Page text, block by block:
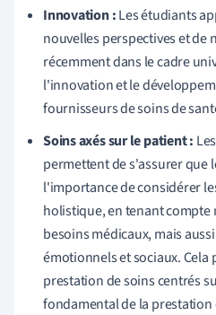
Innovation :Les étudiants
nouvelles perspectives et de
récemment dans le cadre
l'innovation et le
fournisseurs de soins de
Soins axés sur le patient :
permettent de s'assurer que
l'importance de considérer
holistique, en tenant compte
besoins médicaux, mais
émotionnels et sociaux.
prestation de soins centrés
fondamental de la prestation